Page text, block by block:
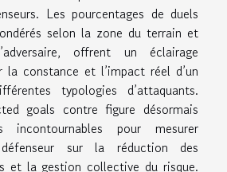
Les pourcentages de duels
selon la zone du terrain et
offrent un éclairage
la constance et l’impact réel d’un
typologies d’attaquants.
goals contre figure désormais
pour mesurer
défenseur sur la réduction des
et la gestion collective du risque.